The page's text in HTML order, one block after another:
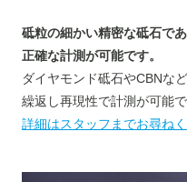
砥粒の細かい精密な砥石で
正確な計測が可能です。
ダイヤモンド砥石やCBNな
繰返し再現性で計測が可能で
詳細はスタッフまでお尋ねく